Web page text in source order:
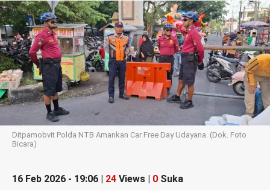
Ditpamobvit Polda NTB Amankan Car Free Day Udayana. (Dok. Foto
Bicara)
16 Feb 2026 - 19:06 | 24 Views | 0 Suka